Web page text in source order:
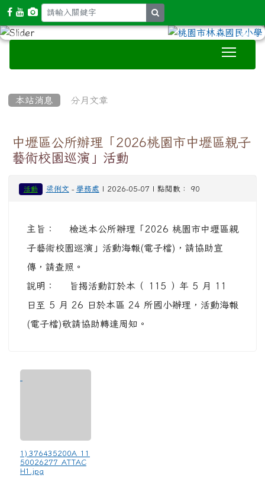
本站消息 分月文章
中壢區公所辦理「2026桃園市中壢區親子
藝術校園巡演」活動
活動 梁俐文 - 學務處 | 2026-05-07 | 點閱數： 90
主旨： 檢送本公所辦理「2026 桃園市中壢區親
子藝術校園巡演」活動海報(電子檔)，請協助宣
傳，請查照。
說明： 旨揭活動訂於本（ 115 ）年 5 月 11
日至 5 月 26 日於本區 24 所國小辦理，活動海報
(電子檔)敬請協助轉達周知。
1) 376435200A_11
50026277_ATTAC
H1.jpg